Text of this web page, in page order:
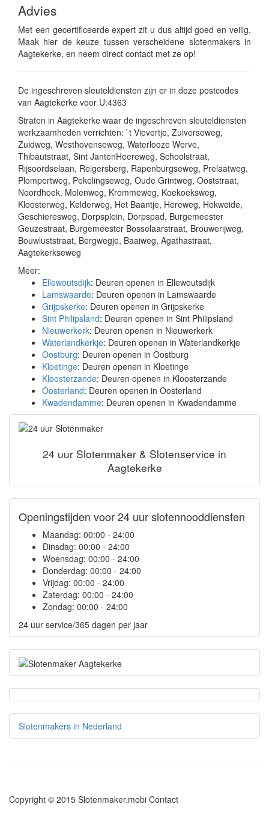
Advies
Met een gecertificeerde expert zit u dus altijd goed en veilig.
Maak hier de keuze tussen verscheidene slotenmakers in
Aagtekerke, en neem direct contact met ze op!
De ingeschreven sleuteldiensten zijn er in deze postcodes
van Aagtekerke voor U:4363
Straten in Aagtekerke waar de ingeschreven sleuteldiensten
werkzaamheden verrichten: `t Vievertje, Zuiverseweg,
Zuidweg, Westhovenseweg, Waterlooze Werve,
Thibautstraat, Sint JantenHeereweg, Schoolstraat,
Rijsoordselaan, Reigersberg, Rapenburgseweg, Prelaatweg,
Plompertweg, Pekelingseweg, Oude Grintweg, Ooststraat,
Noordhoek, Molenweg, Krommeweg, Koekoeksweg,
Kloosterweg, Kelderweg, Het Baantje, Hereweg, Hekweide,
Geschieresweg, Dorpsplein, Dorpspad, Burgemeester
Geuzestraat, Burgemeester Bosselaarstraat, Brouwerijweg,
Bouwluststraat, Bergwegje, Baaiweg, Agathastraat,
Aagtekerkseweg
Meer:
Ellewoutsdijk: Deuren openen in Ellewoutsdijk
Lamswaarde: Deuren openen in Lamswaarde
Grijpskerke: Deuren openen in Grijpskerke
Sint Philipsland: Deuren openen in Sint Philipsland
Nieuwerkerk: Deuren openen in Nieuwerkerk
Waterlandkerkje: Deuren openen in Waterlandkerkje
Oostburg: Deuren openen in Oostburg
Kloetinge: Deuren openen in Kloetinge
Kloosterzande: Deuren openen in Kloosterzande
Oosterland: Deuren openen in Oosterland
Kwadendamme: Deuren openen in Kwadendamme
24 uur Slotenmaker & Slotenservice in
Aagtekerke
Openingstijden voor 24 uur slotennooddiensten
Maandag: 00:00 - 24:00
Dinsdag: 00:00 - 24:00
Woensdag: 00:00 - 24:00
Donderdag: 00:00 - 24:00
Vrijdag: 00:00 - 24:00
Zaterdag: 00:00 - 24:00
Zondag: 00:00 - 24:00
24 uur service/365 dagen per jaar
Slotenmakers in Nederland
Copyright © 2015 Slotenmaker.mobi Contact